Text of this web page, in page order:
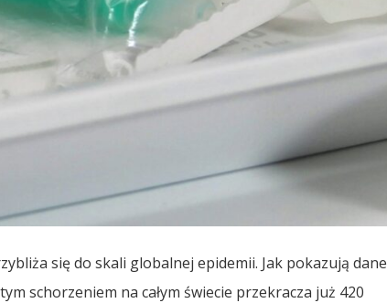
się do skali globalnej epidemii. Jak pokazują dane
schorzeniem na całym świecie przekracza już 420